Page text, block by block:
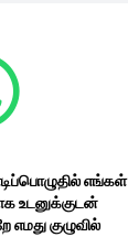
எங்கள்
உடனுக்குடன்
குழுவில்